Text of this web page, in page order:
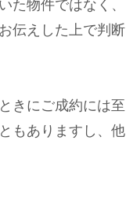
た物件ではなく、
伝えした上で判断
きにご成約には至
もありますし、他